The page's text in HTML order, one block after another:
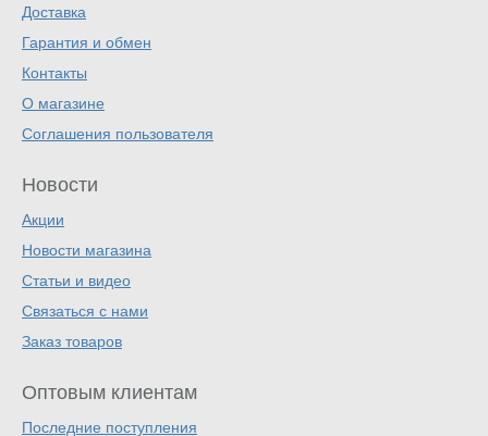
Доставка
Гарантия и обмен
Контакты
О магазине
Соглашения пользователя
Новости
Акции
Новости магазина
Статьи и видео
Связаться с нами
Заказ товаров
Оптовым клиентам
Последние поступления